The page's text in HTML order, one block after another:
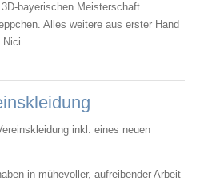
bayerischen Meisterschaft.
Alles weitere aus erster Hand
Nici.
inkl. eines neuen
in mühevoller, aufreibender Arbeit